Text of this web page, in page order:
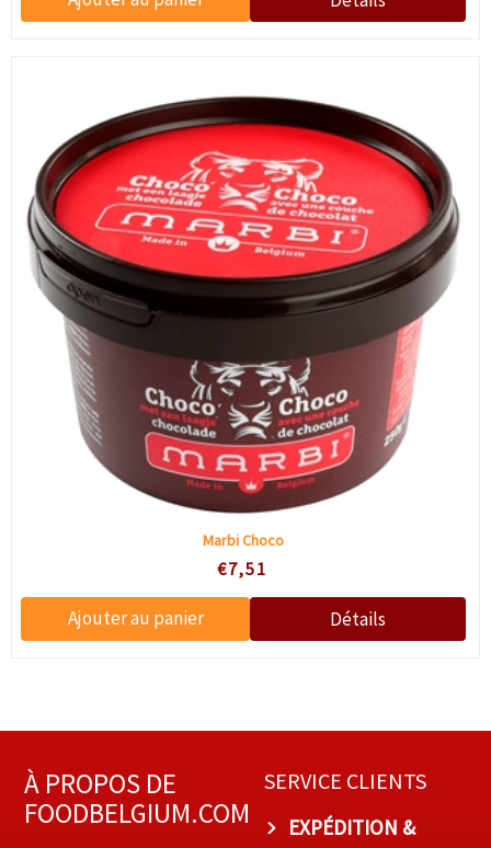
Marbi Choco
€7,51
À PROPOS DE
FOODBELGIUM.COM
SERVICE CLIENTS
EXPÉDITION &